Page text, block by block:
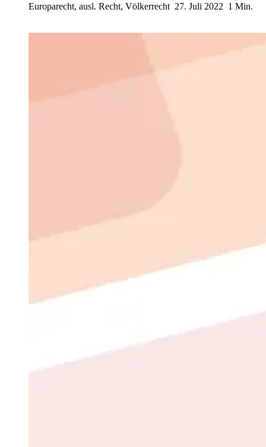
Europarecht, ausl. Recht, Völkerrecht 27. Juli 2022 1 Min.